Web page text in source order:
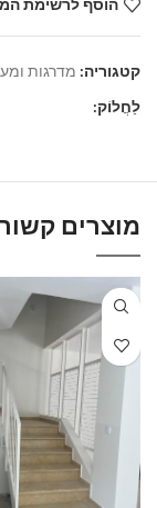
הוסף לרשימת
קטגוריה: מדרגות
לַחֲלוֹק:
מוצרים